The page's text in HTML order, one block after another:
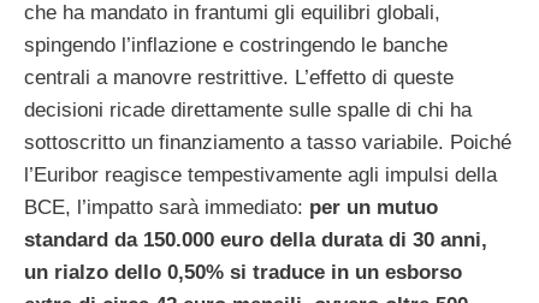
che ha mandato in frantumi gli equilibri globali,
spingendo l’inflazione e costringendo le banche
centrali a manovre restrittive. L’effetto di queste
decisioni ricade direttamente sulle spalle di chi ha
sottoscritto un finanziamento a tasso variabile. Poiché
l’Euribor reagisce tempestivamente agli impulsi della
BCE, l’impatto sarà immediato: per un mutuo
standard da 150.000 euro della durata di 30 anni,
un rialzo dello 0,50% si traduce in un esborso